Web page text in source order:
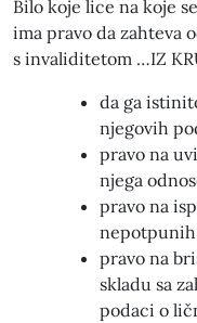
Bilo koje lice na koje
ima pravo da zahteva
s invaliditetom …IZ
da ga
njegovih
pravo na
njega
pravo na
nepotpunih
pravo na
skladu sa
podaci o